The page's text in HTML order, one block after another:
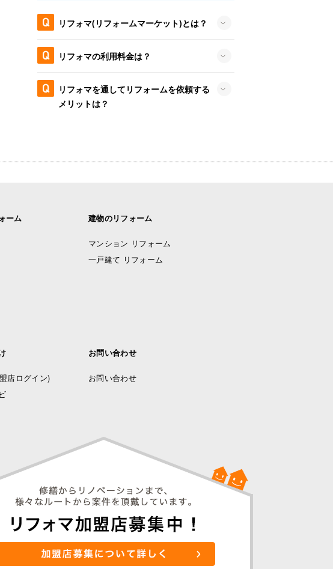
リフォマ(リフォームマーケット)とは？
リフォマの利用料金は？
リフォマを通してリフォームを依頼する
メリットは？
ーム 建物のリフォーム
マンション リフォーム
一戸建て リフォーム
盟店ログイン)
お問い合わせ
お問い合わせ